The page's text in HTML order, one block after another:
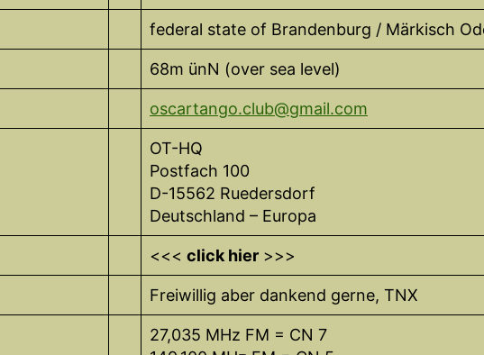
federal state of Brandenburg / Märkisch
68m ünN (over sea level)
oscartango.club@gmail.com
OT-HQ
Postfach 100
D-15562 Ruedersdorf
Deutschland – Europa
<<< click hier >>>
Freiwillig aber dankend gerne, TNX
27,035 MHz FM = CN 7